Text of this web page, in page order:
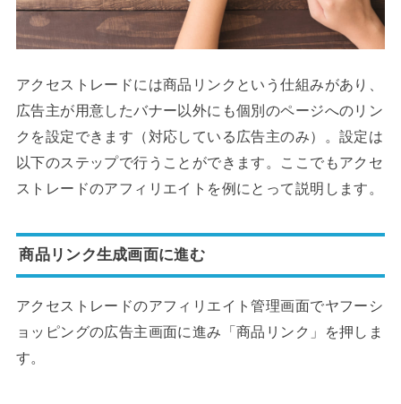
アクセストレードには商品リンクという仕組みがあり、
広告主が用意したバナー以外にも個別のページへのリン
クを設定できます（対応している広告主のみ）。設定は
以下のステップで行うことができます。ここでもアクセ
ストレードのアフィリエイトを例にとって説明します。
商品リンク生成画面に進む
アクセストレードのアフィリエイト管理画面でヤフーシ
ョッピングの広告主画面に進み「商品リンク」を押しま
す。